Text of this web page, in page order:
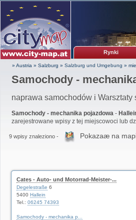
Rynki
» Austria » Salzburg » Salzburg und Umgebung »
Samochody -
naprawa samochodów i
Samochody - mechanika pojazdowa -
zarejestrowane wpisy z tej miejscowoci lub
9 wpisy znaleziono - Pokazaæ na
Cates - Auto- und Motorrad-Meister-...
Degelestraße 6
5400 Hallein
Tel.: 06245 74393
Samochody - mechanika p...